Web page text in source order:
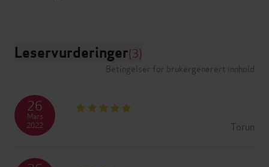
Leservurderinger(3)
Betingelser for brukergenerert innhold
Torun
26
Mars
2022